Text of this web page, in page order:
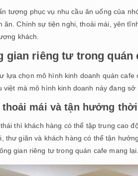
tượng phục vụ nhu cầu ăn uống của
ăn. Chính sự tiện nghi, thoải mái, yên
khách.
gian riêng tư trong quán
lựa chọn mô hình kinh doanh quán
mà mô hình kinh doanh này đang sở
thoải mái và tận hưởng
thì khách hàng có thể tập trung cao
thư giãn và khách hàng có thể tận
gian riêng tư trong quán cafe mang lại.